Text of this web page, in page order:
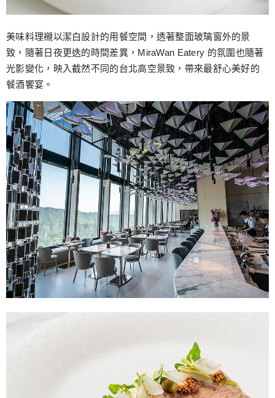
美味料理襯以潔白設計的用餐空間，透著整面玻璃窗外的景
致，隨著日夜更迭的時間差異，MiraWan Eatery 的氛圍也隨著
光影變化，映入截然不同的台北高空景致，帶來最舒心美好的
餐酒饗宴。